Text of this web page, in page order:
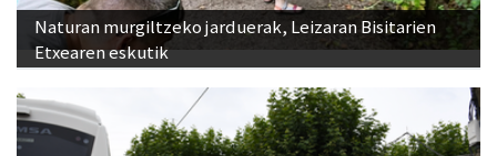
Naturan murgiltzeko jarduerak, Leizaran Bisitarien
Etxearen eskutik